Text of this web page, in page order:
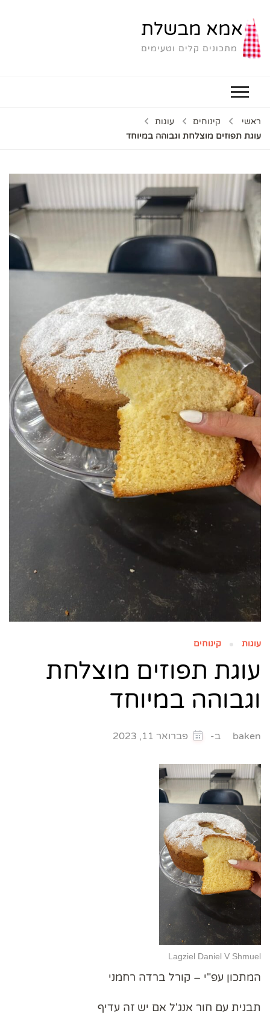
אמא מבשלת
מתכונים קלים וטעימים
ראשי קינוחים
עוגות
עוגת תפוזים מוצלחת וגבוהה במיוחד
עוגות קינוחים
עוגת תפוזים מוצלחת
וגבוהה במיוחד
baken ב- פברואר 11, 2023
Lagziel Daniel V Shmuel
המתכון עפ"י – קורל ברדה רחמני
תבנית עם חור אנג'ל אם יש זה עדיף